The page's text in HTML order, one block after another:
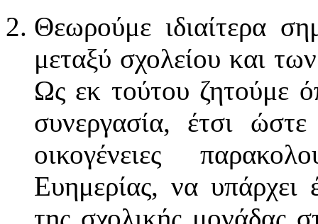
Θεωρούμε ιδιαίτερα
μεταξύ σχολείου και
Ως εκ τούτου ζητούμε
συνεργασία, έτσι
οικογένειες
Ευημερίας, να υπάρχει